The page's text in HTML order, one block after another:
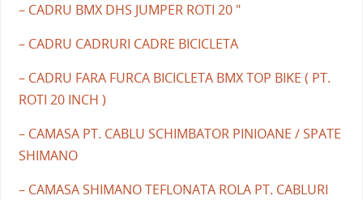
– CADRU BMX DHS JUMPER ROTI 20 "
– CADRU CADRURI CADRE BICICLETA
– CADRU FARA FURCA BICICLETA BMX TOP BIKE ( PT.
ROTI 20 INCH )
– CAMASA PT. CABLU SCHIMBATOR PINIOANE / SPATE
SHIMANO
– CAMASA SHIMANO TEFLONATA ROLA PT. CABLURI